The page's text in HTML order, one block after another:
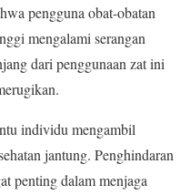
pengguna obat-obatan
mengalami serangan
dari penggunaan zat ini
individu mengambil
jantung. Penghindaran
penting dalam menjaga